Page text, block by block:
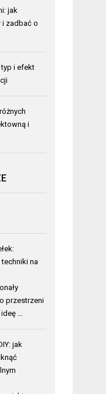
jak
zadbać o
i efekt
i
na
przestrzeni
…
jak